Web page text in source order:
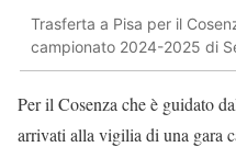
Trasferta a Pisa per il
campionato 2024-2025 di
Per il Cosenza che è guidato
arrivati alla vigilia di una gara